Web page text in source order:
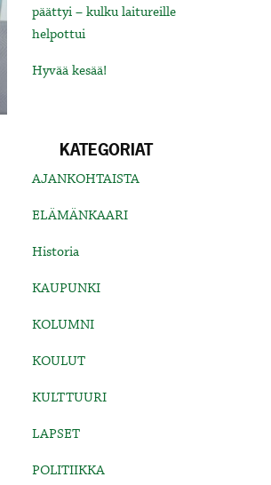
päättyi – kulku laitureille
helpottui
Hyvää kesää!
KATEGORIAT
AJANKOHTAISTA
ELÄMÄNKAARI
Historia
KAUPUNKI
KOLUMNI
KOULUT
KULTTUURI
LAPSET
POLITIIKKA